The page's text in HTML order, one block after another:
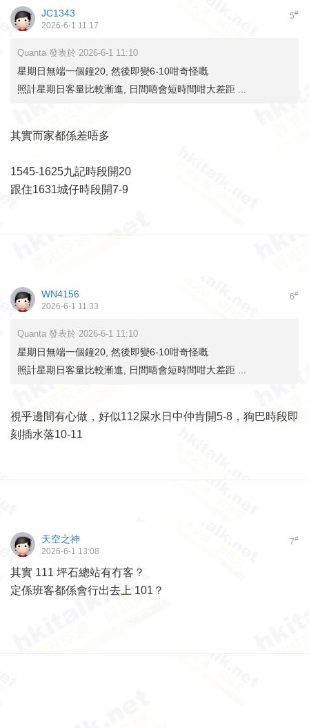
5#
JC1343
2026-6-1 11:17
Quanta 發表於 2026-6-1 11:10
星期日無端一個鐘20, 然後即變6-10咁奇怪嘅
照計星期日客量比較漸進, 日間唔會短時間咁大差距 ...
其實而家都係差唔多
1545-1625九記時段開20
跟住1631城仔時段開7-9
6#
WN4156
2026-6-1 11:33
Quanta 發表於 2026-6-1 11:10
星期日無端一個鐘20, 然後即變6-10咁奇怪嘅
照計星期日客量比較漸進, 日間唔會短時間咁大差距 ...
視乎邊間有心做，好似112屎水日中仲肯開5-8，狗巴時段即
刻插水落10-11
7#
天空之神
2026-6-1 13:08
其實 111 坪石總站有冇客？
定係班客都係會行出去上 101？